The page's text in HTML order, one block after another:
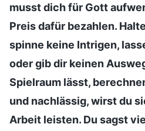
musst dich für Gott
Preis dafür bezahlen.
spinne keine Intrigen,
oder gib dir keinen
Spielraum lässt,
und nachlässig, wirst du
Arbeit leisten. Du sagst